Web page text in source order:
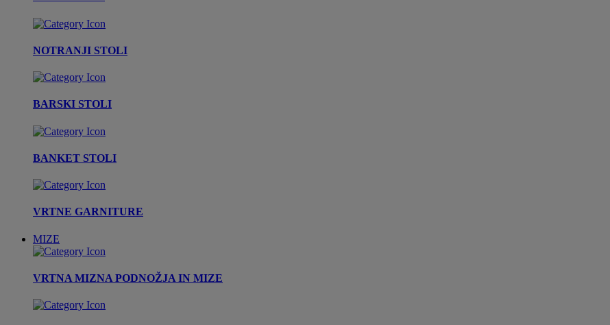
NOTRANJI STOLI
BARSKI STOLI
BANKET STOLI
VRTNE GARNITURE
MIZE
VRTNA MIZNA PODNOŽJA IN MIZE